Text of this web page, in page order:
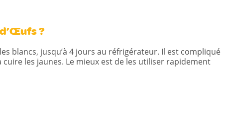
?
blancs, jusqu’à 4 jours au réfrigérateur. Il est compliqué
les jaunes. Le mieux est de les utiliser rapidement